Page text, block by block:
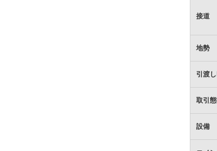
接道
地勢
引渡
取引
設備